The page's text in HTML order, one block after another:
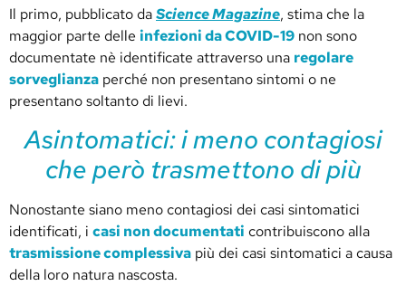
Il primo, pubblicato daScience Magazine, stima che la
maggior parte delle infezioni da COVID-19 non sono
documentate nè identificate attraverso una regolare
sorveglianza perché non presentano sintomi o ne
presentano soltanto di lievi.
Asintomatici: i meno contagiosi
che però trasmettono di più
Nonostante siano meno contagiosi dei casi sintomatici
identificati, i casi non documentati contribuiscono alla
trasmissione complessiva più dei casi sintomatici a causa
della loro natura nascosta.